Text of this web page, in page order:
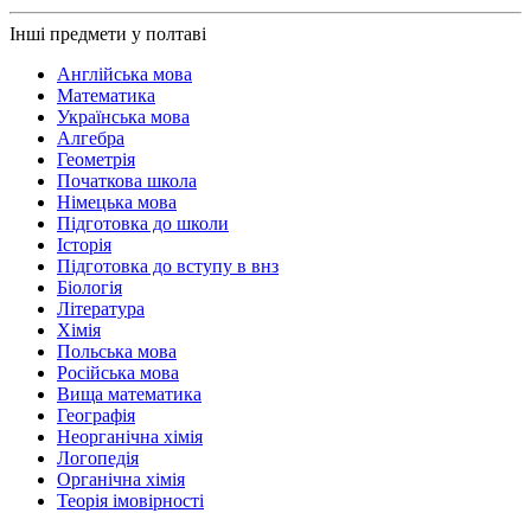
Інші предмети у полтаві
Англійська мова
Математика
Українська мова
Алгебра
Геометрія
Початкова школа
Німецька мова
Підготовка до школи
Історія
Підготовка до вступу в внз
Біологія
Література
Хімія
Польська мова
Російська мова
Вища математика
Географія
Неорганічна хімія
Логопедія
Органічна хімія
Теорія імовірності